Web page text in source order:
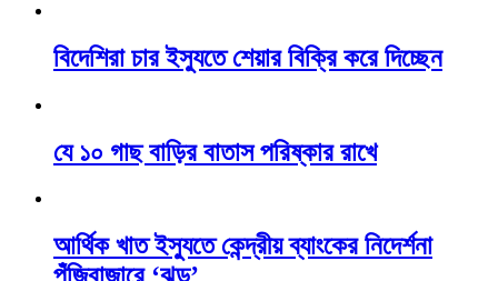
বিদেশিরা চার ইস্যুতে শেয়ার বিক্রি করে দিচ্ছেন
যে ১০ গাছ বাড়ির বাতাস পরিষ্কার রাখে
আর্থিক খাত ইস্যুতে কেন্দ্রীয় ব্যাংকের নিদের্শনা